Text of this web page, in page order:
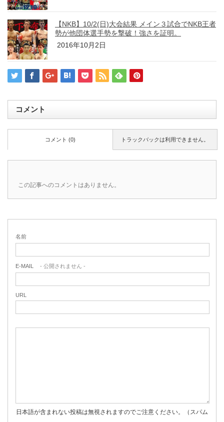
【NKB】10/2(日)大会結果 メイン３試合でNKB王者
勢が他団体選手勢を撃破！強さを証明。
2016年10月2日
コメント
トラックバックは利用できません。
コメント (0)
この記事へのコメントはありません。
名前
E-MAIL - 公開されません -
URL
日本語が含まれない投稿は無視されますのでご注意ください。（スパム